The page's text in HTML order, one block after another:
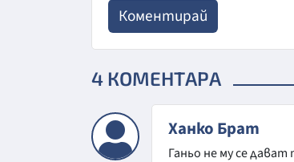
4 КОМЕНТАРА
Ханко Брат
Ганьо не му се